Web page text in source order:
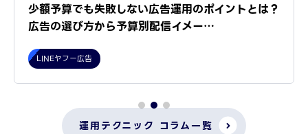
少額予算でも失敗しない広告運用のポイントとは？
広告の選び方から予算別配信イメー…
LINEヤフー広告
運用テクニック コラム一覧